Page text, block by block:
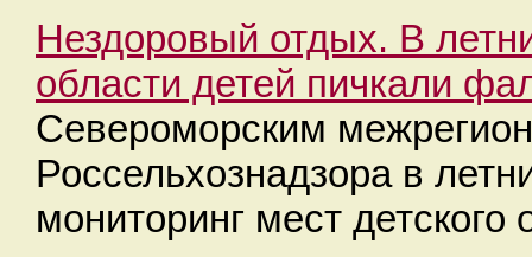
Нездоровый отдых. В
области детей пичкали
Североморским
Россельхознадзора в
мониторинг мест